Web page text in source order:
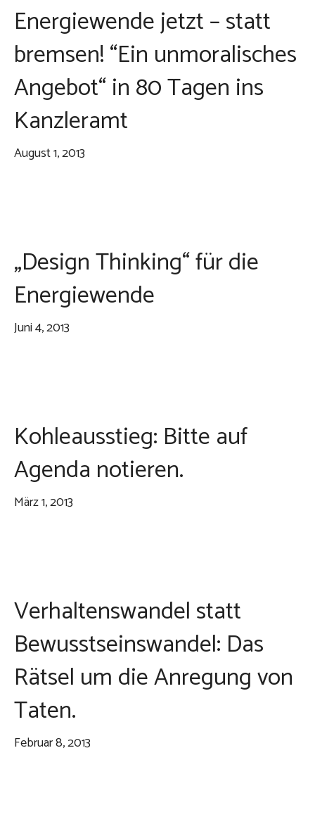
Energiewende jetzt – statt
bremsen! “Ein unmoralisches
Angebot“ in 80 Tagen ins
Kanzleramt
August 1, 2013
„Design Thinking“ für die
Energiewende
Juni 4, 2013
Kohleausstieg: Bitte auf
Agenda notieren.
März 1, 2013
Verhaltenswandel statt
Bewusstseinswandel: Das
Rätsel um die Anregung von
Taten.
Februar 8, 2013